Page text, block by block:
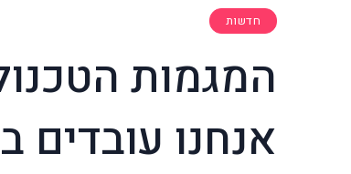
חדשות
המגמות
אנחנו עובדים ב-